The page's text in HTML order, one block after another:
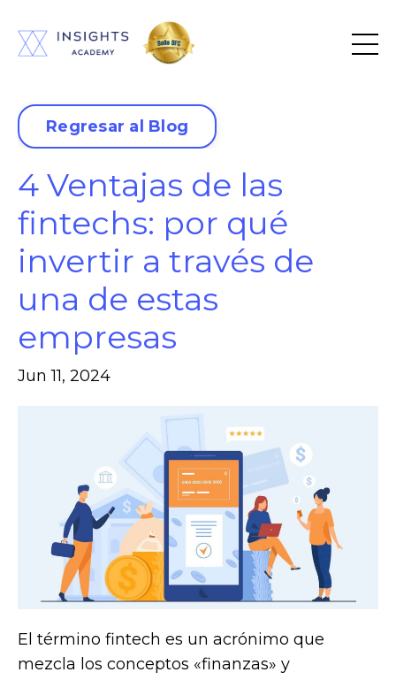
Regresar al Blog
4 Ventajas de las
fintechs: por qué
invertir a través de
una de estas
empresas
Jun 11, 2024
El término fintech es un acrónimo que
mezcla los conceptos «finanzas» y